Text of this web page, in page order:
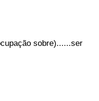
sobre)......ser